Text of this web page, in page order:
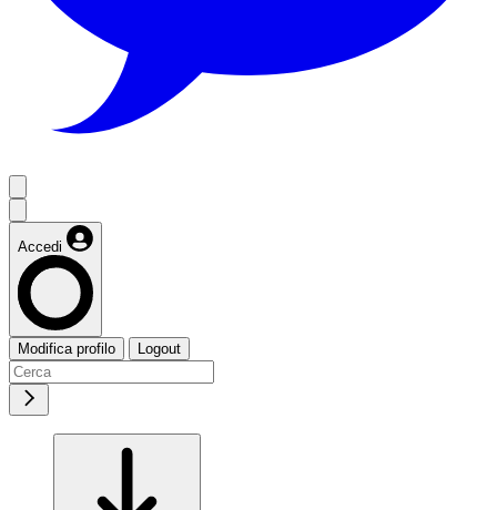
Accedi
Modifica profilo Logout